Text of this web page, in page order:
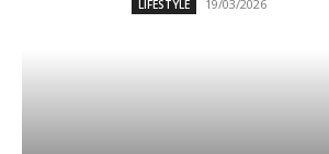
LIFESTYLE 19/03/2026